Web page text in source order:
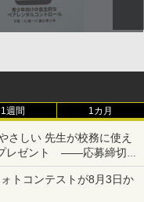
1週間 1カ月
さしい 先生が校務に使え
レゼント ――応募締切は
トコンテストが8月3日か